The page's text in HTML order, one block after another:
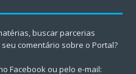
buscar parcerias
comentário sobre o Portal?
Facebook ou pelo e-mail: